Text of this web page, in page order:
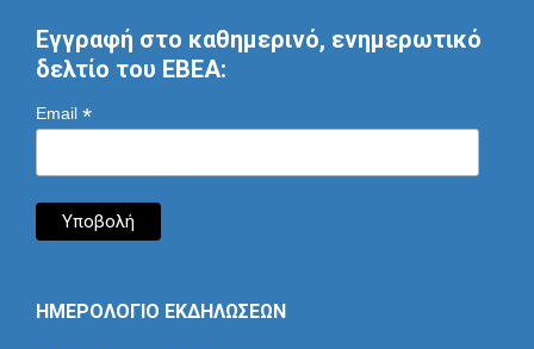
Εγγραφή στο καθημερινό, ενημερωτικό
δελτίο του ΕΒΕΑ:
Email *
ΗΜΕΡΟΛΟΓΙΟ ΕΚΔΗΛΩΣΕΩΝ